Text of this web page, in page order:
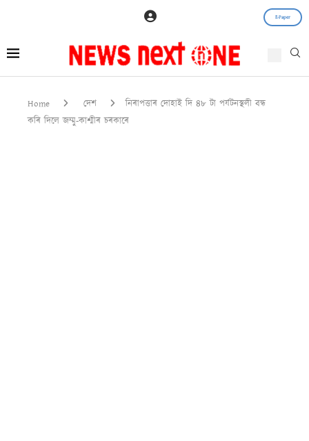
E-Paper
Home দেশ
নিৰাপত্তাৰ দোহাই দি ৪৮ টা পৰ্যটনস্থলী বন্ধ
কৰি দিলে জম্মু-কাশ্মীৰ চৰকাৰে